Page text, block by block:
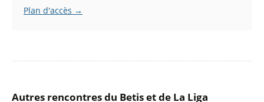
Plan d'accès →
Autres rencontres du Betis et de La Liga